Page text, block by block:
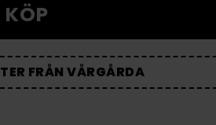
KÖP
FRÅN VÅRGÅRDA